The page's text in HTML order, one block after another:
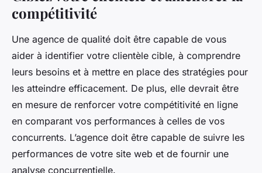
compétitivité
Une agence de qualité doit être capable de vous
aider à identifier votre clientèle cible, à comprendre
leurs besoins et à mettre en place des stratégies pour
les atteindre efficacement. De plus, elle devrait être
en mesure de renforcer votre compétitivité en ligne
en comparant vos performances à celles de vos
concurrents. L’agence doit être capable de suivre les
performances de votre site web et de fournir une
analyse concurrentielle.